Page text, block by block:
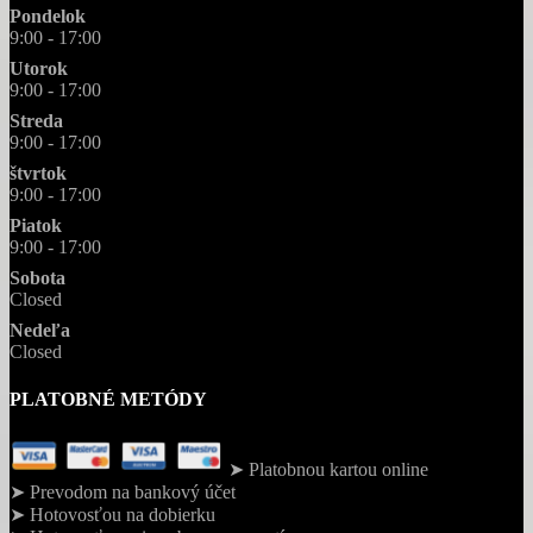
Pondelok
9:00 - 17:00
Utorok
9:00 - 17:00
Streda
9:00 - 17:00
štvrtok
9:00 - 17:00
Piatok
9:00 - 17:00
Sobota
Closed
Nedeľa
Closed
PLATOBNÉ METÓDY
➤ Platobnou kartou online
➤ Prevodom na bankový účet
➤ Hotovosťou na dobierku